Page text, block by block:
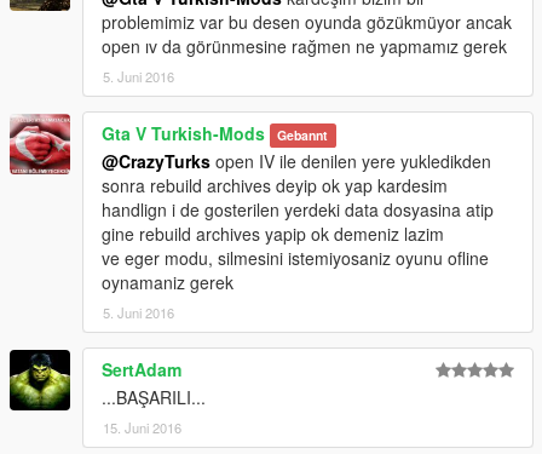
problemimiz var bu desen oyunda gözükmüyor ancak
open ıv da görünmesine rağmen ne yapmamız gerek
5. Juni 2016
Gta V Turkish-Mods Gebannt
@CrazyTurks open IV ile denilen yere yukledikden
sonra rebuild archives deyip ok yap kardesim
handlign i de gosterilen yerdeki data dosyasina atip
gine rebuild archives yapip ok demeniz lazim
ve eger modu, silmesini istemiyosaniz oyunu ofline
oynamaniz gerek
5. Juni 2016
SertAdam
...BAŞARILI...
15. Juni 2016